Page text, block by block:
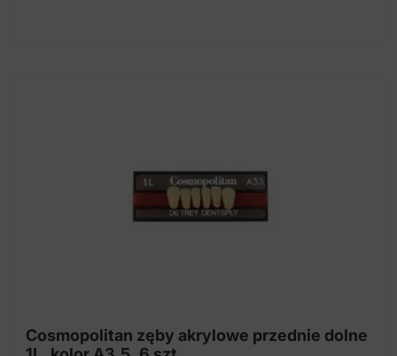
Cosmopolitan zęby akrylowe przednie dolne